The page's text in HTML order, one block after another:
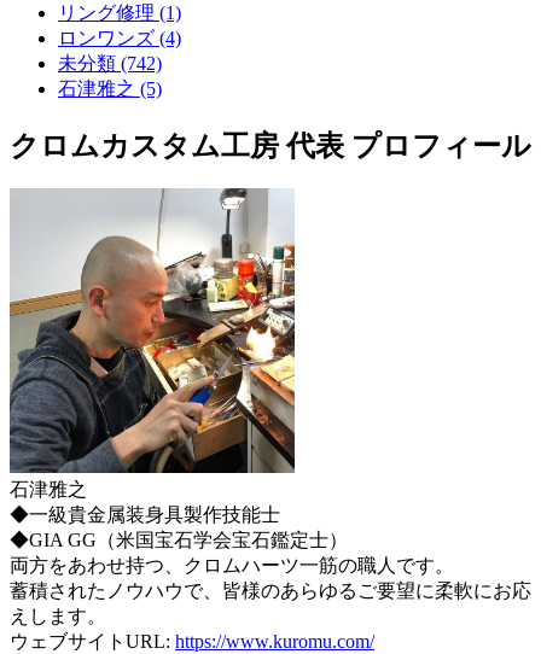
リング修理 (1)
ロンワンズ (4)
未分類 (742)
石津雅之 (5)
クロムカスタム工房 代表 プロフィール
石津雅之
◆一級貴金属装身具製作技能士
◆GIA GG（米国宝石学会宝石鑑定士）
両方をあわせ持つ、クロムハーツ一筋の職人です。
蓄積されたノウハウで、皆様のあらゆるご要望に柔軟にお応
えします。
ウェブサイトURL: https://www.kuromu.com/